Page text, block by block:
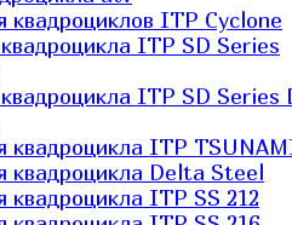
квадроциклов ITP Cyclone
ITP SD Series
ITP SD Series
квадроцикла ITP
квадроцикла Delta Steel
квадроцикла ITP SS 212